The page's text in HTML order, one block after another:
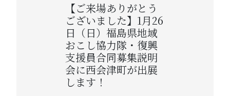
【ご来場ありがとう
ございました】1月26
日（日）福島県地域
おこし協力隊・復興
支援員合同募集説明
会に西会津町が出展
します！